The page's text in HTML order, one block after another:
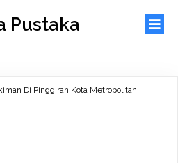
Pustaka
Di Pinggiran Kota Metropolitan